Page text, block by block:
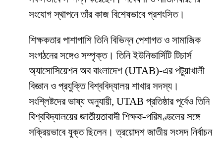
সংযোগ স্থাপনে তাঁর কাজ বিশেষভাবে প্রশংসিত।
শিক্ষকতার পাশাপাশি তিনি বিভিন্ন পেশাগত ও সামাজিক
সংগঠনের সঙ্গেও সম্পৃক্ত। তিনি ইউনিভার্সিটি টিচার্স
অ্যাসোসিয়েশন অব বাংলাদেশ (UTAB)-এর পটুয়াখালী
বিজ্ঞান ও প্রযুক্তি বিশ্ববিদ্যালয় শাখার সদস্য।
সংশ্লিষ্টদের ভাষ্য অনুযায়ী, UTAB প্রতিষ্ঠার পূর্বেও তিনি
বিশ্ববিদ্যালয়ের জাতীয়তাবাদী শিক্ষক-পরিমণ্ডলের সঙ্গে
সক্রিয়ভাবে যুক্ত ছিলেন। ত্রয়োদশ জাতীয় সংসদ নির্বাচন